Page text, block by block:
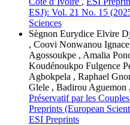
ESJ): Vol. 21 No. 15
Sciences
Sègnon Eurydice Elvire
, Coovi Nonwanou
Agossoukpe , Amalia
Koudénoukpo Fulgence
Agbokpela , Raphael
Glele , Badirou Aguemon ,
Préservatif par les
Preprints (European
ESI Preprints